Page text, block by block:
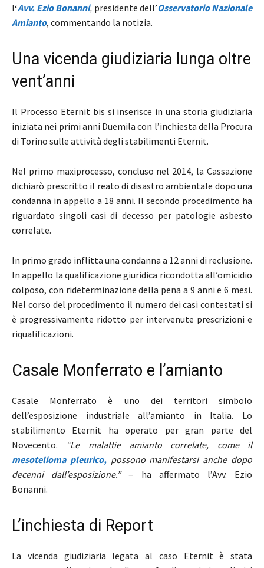
l‘Avv. Ezio Bonanni, presidente dell’Osservatorio Nazionale
Amianto, commentando la notizia.
Una vicenda giudiziaria lunga oltre
vent’anni
Il Processo Eternit bis si inserisce in una storia giudiziaria
iniziata nei primi anni Duemila con l’inchiesta della Procura
di Torino sulle attività degli stabilimenti Eternit.
Nel primo maxiprocesso, concluso nel 2014, la Cassazione
dichiarò prescritto il reato di disastro ambientale dopo una
condanna in appello a 18 anni. Il secondo procedimento ha
riguardato singoli casi di decesso per patologie asbesto
correlate.
In primo grado inflitta una condanna a 12 anni di reclusione.
In appello la qualificazione giuridica ricondotta all’omicidio
colposo, con rideterminazione della pena a 9 anni e 6 mesi.
Nel corso del procedimento il numero dei casi contestati si
è progressivamente ridotto per intervenute prescrizioni e
riqualificazioni.
Casale Monferrato e l’amianto
Casale Monferrato è uno dei territori simbolo
dell’esposizione industriale all’amianto in Italia. Lo
stabilimento Eternit ha operato per gran parte del
Novecento.
“Le malattie amianto correlate, come il
mesotelioma pleurico,possono manifestarsi anche dopo
decenni dall’esposizione.”– ha affermato l’Avv. Ezio
Bonanni.
L’inchiesta di Report
La vicenda giudiziaria legata al caso Eternit è stata